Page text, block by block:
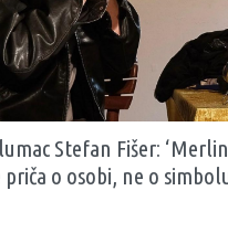
Stefan Fišer:
priča o osobi, ne o